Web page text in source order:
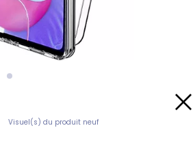
Visuel(s) du produit neuf